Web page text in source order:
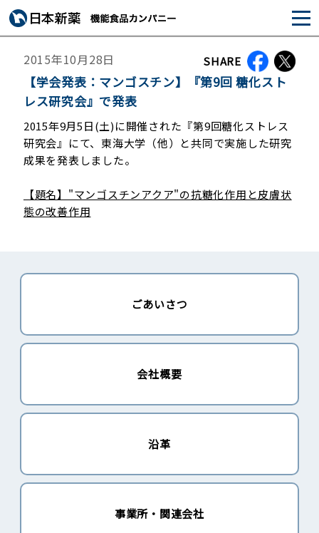
2015年10月28日 SHARE
【学会発表：マンゴスチン】『第9回 糖化スト
レス研究会』で発表
2015年9月5日(土)に開催された『第9回糖化ストレス
研究会』にて、東海大学（他）と共同で実施した研究
成果を発表しました。
【題名】"マンゴスチンアクア"の抗糖化作用と皮膚状
態の改善作用
ごあいさつ
会社概要
沿革
事業所・関連会社